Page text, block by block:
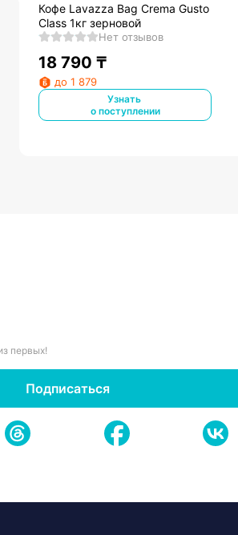
Кофе Lavazza Bag Crema Gusto
Class 1кг зерновой
Нет отзывов
18 790 ₸
до 1 879
Узнать
о поступлении
первых!
Подписаться